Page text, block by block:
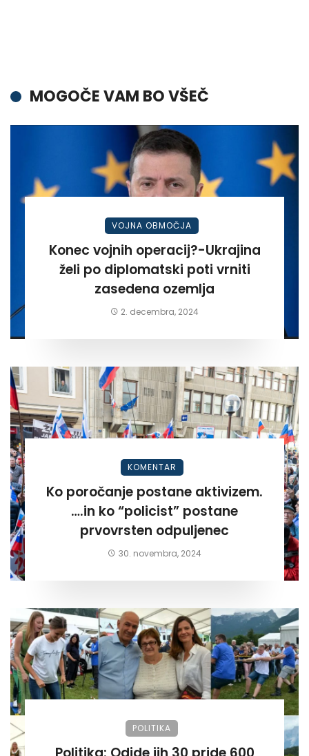
MOGOČE VAM BO VŠEČ
VOJNA OBMOČJA
Konec vojnih operacij?-Ukrajina
želi po diplomatski poti vrniti
zasedena ozemlja
2. decembra, 2024
KOMENTAR
Ko poročanje postane aktivizem.
….in ko “policist” postane
prvovrsten odpuljenec
30. novembra, 2024
POLITIKA